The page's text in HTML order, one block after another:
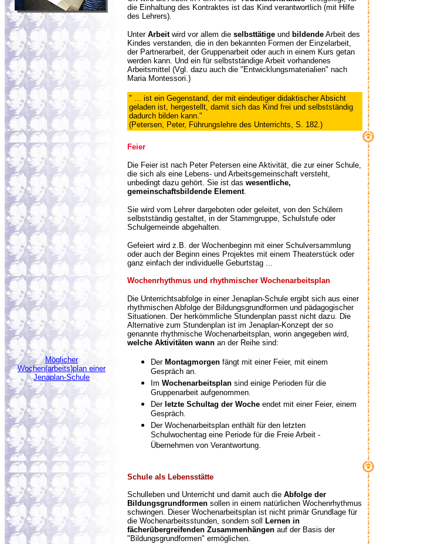
die Einhaltung des Kontraktes ist das Kind verantwortlich (mit Hilfe
des Lehrers).
Unter Arbeitwird vor allem die selbsttätige und bildende Arbeit des
Kindes verstanden, die in den bekannten Formen der Einzelarbeit,
der Partnerarbeit, der Gruppenarbeit oder auch in einem Kurs getan
werden kann. Und ein für selbstständige Arbeit vorhandenes
Arbeitsmittel (Vgl. dazu auch die "Entwicklungsmaterialien" nach
Maria Montessori.)
" ... ist ein Gegenstand, der mit eindeutiger didaktischer Absicht
geladen ist, hergestellt, damit sich das Kind frei und selbstständig
dadurch bilden kann."
(Petersen, Peter, Führungslehre des Unterrichts, S. 182.)
Feier
Die Feier ist nach Peter Petersen eine Aktivität, die zur einer Schule,
die sich als eine Lebens- und Arbeitsgemeinschaft versteht,
unbedingt dazu gehört. Sie ist das wesentliche,
gemeinschaftsbildende Element.
Sie wird vom Lehrer dargeboten oder geleitet, von den Schülern
selbstständig gestaltet, in der Stammgruppe, Schulstufe oder
Schulgemeinde abgehalten.
Gefeiert wird z.B. der Wochenbeginn mit einer Schulversammlung
oder auch der Beginn eines Projektes mit einem Theaterstück oder
ganz einfach der individuelle Geburtstag ...
Möglicher
Wochen(arbeits)plan einer
Jenaplan-Schule
Wochenrhythmus und rhythmischer Wochenarbeitsplan
Die Unterrichtsabfolge in einer Jenaplan-Schule ergibt sich aus einer
rhythmischen Abfolge der Bildungsgrundformen und pädagogischer
Situationen. Der herkömmliche Stundenplan passt nicht dazu. Die
Alternative zum Stundenplan ist im Jenaplan-Konzept der so
genannte rhythmische Wochenarbeitsplan, worin angegeben wird,
welche Aktivitäten wann an der Reihe sind:
Der Montagmorgen fängt mit einer Feier, mit einem
Gespräch an.
Im Wochenarbeitsplan sind einige Perioden für die
Gruppenarbeit aufgenommen.
Der letzte Schultag der Woche endet mit einer Feier, einem
Gespräch.
Der Wochenarbeitsplan enthält für den letzten
Schulwochentag eine Periode für die Freie Arbeit -
Übernehmen von Verantwortung.
Schule als Lebensstätte
Schulleben und Unterricht und damit auch die Abfolge der
Bildungsgrundformen sollen in einem natürlichen Wochenrhythmus
schwingen. Dieser Wochenarbeitsplan ist nicht primär Grundlage für
die Wochenarbeitsstunden, sondern soll
Lernen in
fächerübergreifenden Zusammenhängen auf der Basis der
"Bildungsgrundformen" ermöglichen.